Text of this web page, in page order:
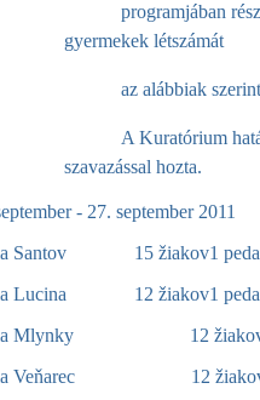
programjában
gyermekek létszámát
az alábbiak
A Kuratórium
szavazással hozta.
- 27. september 2011
Santov 15 žiakov1
Lucina 12 žiakov1
Mlynky 12 žiakov1
Veňarec 12 žiakov1